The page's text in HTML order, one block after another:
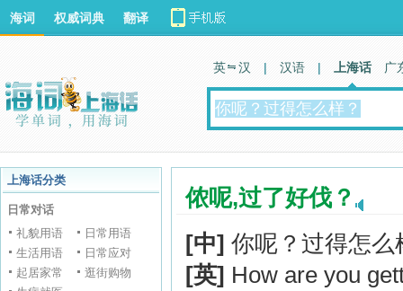
海词 权威词典 翻译
英 汉 | 汉语 | 上海话 广
上海话分类
日常对话
礼貌用语
日常用语
生活用语
日常应对
起居家常
逛街购物
侬呢,过了好伐？
[中] 你呢？过得怎么
[英] How are you